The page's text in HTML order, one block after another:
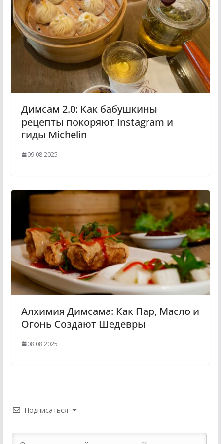
Димсам 2.0: Как бабушкины
рецепты покоряют Instagram и
гиды Michelin
09.08.2025
Алхимия Димсама: Как Пар, Масло и
Огонь Создают Шедевры
08.08.2025
Подписаться